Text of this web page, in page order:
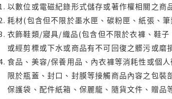
以數位或電磁紀錄形式儲存或著作權相關之
耗材(包含但不限於墨水匣、碳粉匣、紙張、
衣飾鞋類/寢具/織品(包含但不限於衣褲、鞋
或經剪標或下水或商品有不可回復之髒污或磨
食品、美容/保養用品、內衣褲等消耗性或個
限於瓶蓋、封口、封膜等接觸商品內容之包
保護袋、配件紙箱、保麗龍、隨貨文件、贈品